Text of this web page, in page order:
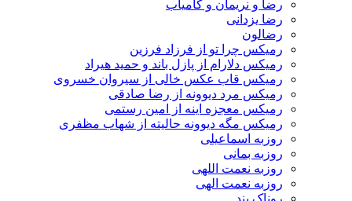
رضا و نریمان و کامیاب
رضا یزدانی
رضالون
رمیکس چرا تو از فرزاد فرزین
رمیکس دلارام از پازل باند و حمید هیراد
رمیکس قاب عکس خالی از سیروان خسروی
رمیکس مرد دیوونه از رضا صادقی
رمیکس معجزه اینه از امین رستمی
رمیکس مگه دیوونه حالیته از شهاب مظفری
روزبه اسماعیلی
روزبه بمانی
روزبه نعمت اللهی
روزبه نعمت الهی
روناک بند